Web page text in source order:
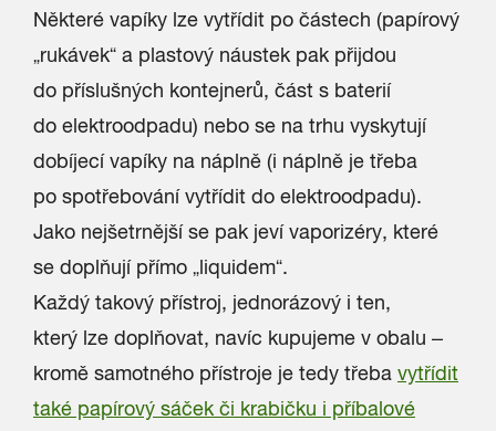
Některé vapíky lze vytřídit po částech (papírový
„rukávek“ a plastový náustek pak přijdou
do příslušných kontejnerů, část s baterií
do elektroodpadu) nebo se na trhu vyskytují
dobíjecí vapíky na náplně (i náplně je třeba
po spotřebování vytřídit do elektroodpadu).
Jako nejšetrnější se pak jeví vaporizéry, které
se doplňují přímo „liquidem“.
Každý takový přístroj, jednorázový i ten,
který lze doplňovat, navíc kupujeme v obalu –
kromě samotného přístroje je tedy třeba vytřídit
také papírový sáček či krabičku i příbalové